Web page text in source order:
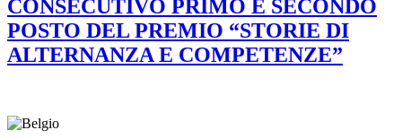
CONSECUTIVO PRIMO E SECONDO
POSTO DEL PREMIO “STORIE DI
ALTERNANZA E COMPETENZE”